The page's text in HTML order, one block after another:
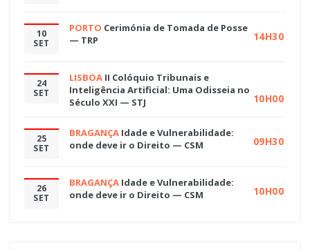
10
SET
PORTO Cerimónia de Tomada de Posse
— TRP
14H30
24
SET
LISBOA II Colóquio Tribunais e
Inteligência Artificial: Uma Odisseia no
Século XXI — STJ
10H00
25
SET
BRAGANÇA Idade e Vulnerabilidade:
onde deve ir o Direito — CSM
09H30
26
SET
BRAGANÇA Idade e Vulnerabilidade:
onde deve ir o Direito — CSM
10H00